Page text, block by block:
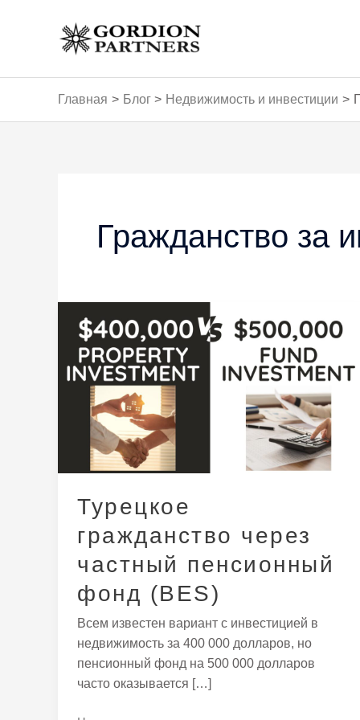
содержимому
Главная Блог Недвижимость и инвестиции
Гражданство за
Турецкое
гражданство через
частный пенсионный
фонд (BES)
Всем известен вариант с инвестицией в
недвижимость за 400 000 долларов, но
пенсионный фонд на 500 000 долларов
часто оказывается […]
Турецкое
гражданство
через
частный
пенсионный
фонд
(BES)